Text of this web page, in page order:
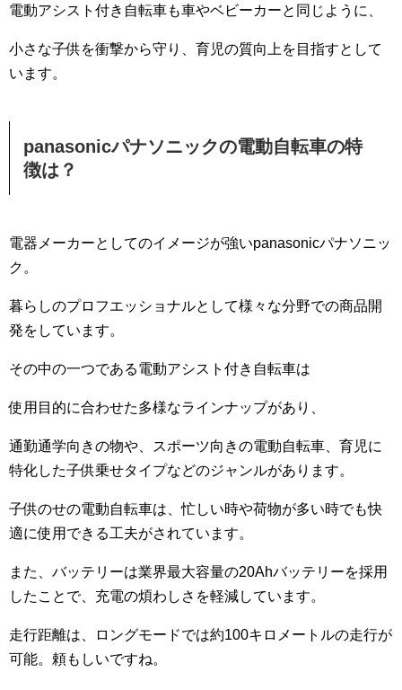
電動アシスト付き自転車も車やベビーカーと同じように、
小さな子供を衝撃から守り、育児の質向上を目指すとして
います。
panasonicパナソニックの電動自転車の特
徴は？
電器メーカーとしてのイメージが強いpanasonicパナソニッ
ク。
暮らしのプロフエッショナルとして様々な分野での商品開
発をしています。
その中の一つである電動アシスト付き自転車は
使用目的に合わせた多様なラインナップがあり、
通勤通学向きの物や、スポーツ向きの電動自転車、育児に
特化した子供乗せタイプなどのジャンルがあります。
子供のせの電動自転車は、忙しい時や荷物が多い時でも快
適に使用できる工夫がされています。
また、バッテリーは業界最大容量の20Ahバッテリーを採用
したことで、充電の煩わしさを軽減しています。
走行距離は、ロングモードでは約100キロメートルの走行が
可能。頼もしいですね。